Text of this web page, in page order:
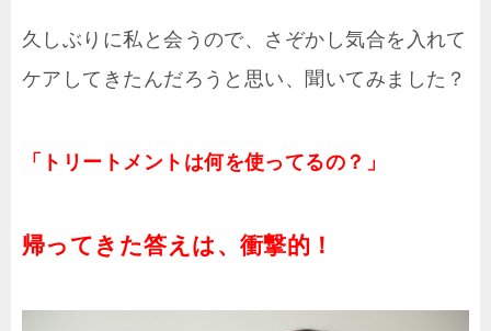
久しぶりに私と会うので、さぞかし気合を入れて
ケアしてきたんだろうと思い、聞いてみました？
「トリートメ ントは何を使ってるの？」
帰ってきた答えは、衝撃的！